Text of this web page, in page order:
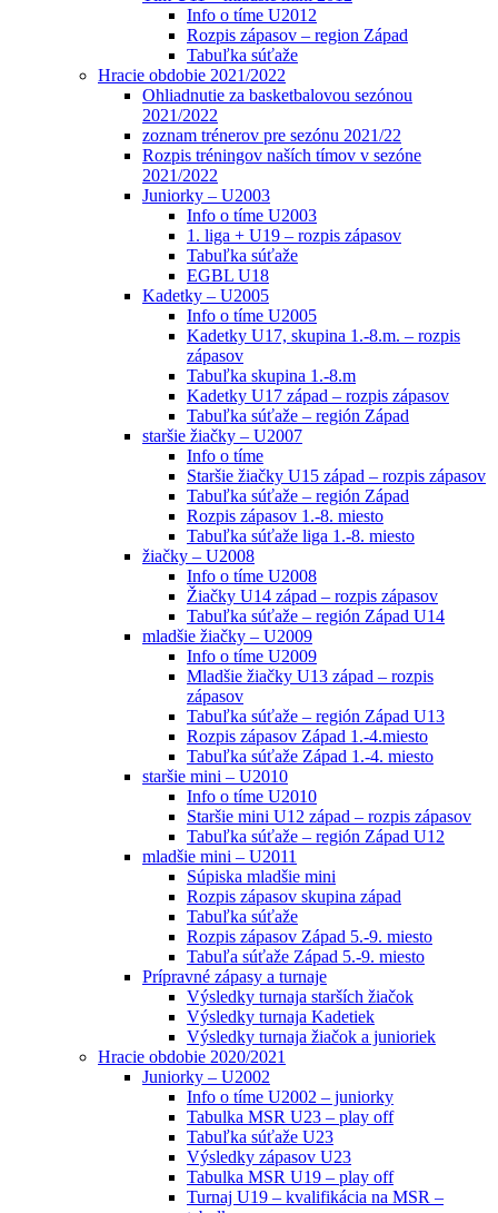
Info o tíme U2012
Rozpis zápasov – region Západ
Tabuľka súťaže
Hracie obdobie 2021/2022
Ohliadnutie za basketbalovou sezónou
2021/2022
zoznam trénerov pre sezónu 2021/22
Rozpis tréningov naších tímov v sezóne
2021/2022
Juniorky – U2003
Info o tíme U2003
1. liga + U19 – rozpis zápasov
Tabuľka súťaže
EGBL U18
Kadetky – U2005
Info o tíme U2005
Kadetky U17, skupina 1.-8.m. – rozpis
zápasov
Tabuľka skupina 1.-8.m
Kadetky U17 západ – rozpis zápasov
Tabuľka súťaže – región Západ
staršie žiačky – U2007
Info o tíme
Staršie žiačky U15 západ – rozpis zápasov
Tabuľka súťaže – región Západ
Rozpis zápasov 1.-8. miesto
Tabuľka súťaže liga 1.-8. miesto
žiačky – U2008
Info o tíme U2008
Žiačky U14 západ – rozpis zápasov
Tabuľka súťaže – región Západ U14
mladšie žiačky – U2009
Info o tíme U2009
Mladšie žiačky U13 západ – rozpis
zápasov
Tabuľka súťaže – región Západ U13
Rozpis zápasov Západ 1.-4.miesto
Tabuľka súťaže Západ 1.-4. miesto
staršie mini – U2010
Info o tíme U2010
Staršie mini U12 západ – rozpis zápasov
Tabuľka súťaže – región Západ U12
mladšie mini – U2011
Súpiska mladšie mini
Rozpis zápasov skupina západ
Tabuľka súťaže
Rozpis zápasov Západ 5.-9. miesto
Tabuľa súťaže Západ 5.-9. miesto
Prípravné zápasy a turnaje
Výsledky turnaja starších žiačok
Výsledky turnaja Kadetiek
Výsledky turnaja žiačok a junioriek
Hracie obdobie 2020/2021
Juniorky – U2002
Info o tíme U2002 – juniorky
Tabulka MSR U23 – play off
Tabuľka súťaže U23
Výsledky zápasov U23
Tabulka MSR U19 – play off
Turnaj U19 – kvalifikácia na MSR –